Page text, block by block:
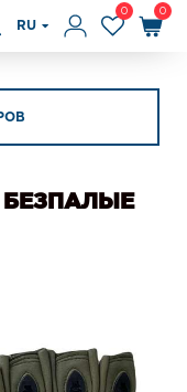
RU
0 0
БЕЗПАЛЫЕ